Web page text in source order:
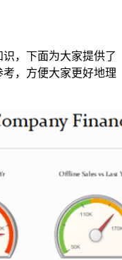
，下面为大家提供了
，方便大家更好地理